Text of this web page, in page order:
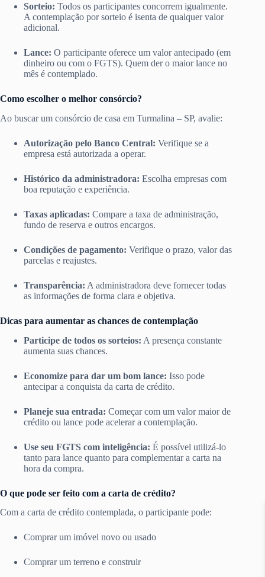
Sorteio: Todos os participantes concorrem igualmente.
A contemplação por sorteio é isenta de qualquer valor
adicional.
Lance: O participante oferece um valor antecipado (em
dinheiro ou com o FGTS). Quem der o maior lance no
mês é contemplado.
Como escolher o melhor consórcio?
Ao buscar um consórcio de casa em Turmalina – SP, avalie:
Autorização pelo Banco Central: Verifique se a
empresa está autorizada a operar.
Histórico da administradora: Escolha empresas com
boa reputação e experiência.
Taxas aplicadas: Compare a taxa de administração,
fundo de reserva e outros encargos.
Condições de pagamento: Verifique o prazo, valor das
parcelas e reajustes.
Transparência: A administradora deve fornecer todas
as informações de forma clara e objetiva.
Dicas para aumentar as chances de contemplação
Participe de todos os sorteios: A presença constante
aumenta suas chances.
Economize para dar um bom lance: Isso pode
antecipar a conquista da carta de crédito.
Planeje sua entrada: Começar com um valor maior de
crédito ou lance pode acelerar a contemplação.
Use seu FGTS com inteligência: É possível utilizá-lo
tanto para lance quanto para complementar a carta na
hora da compra.
O que pode ser feito com a carta de crédito?
Com a carta de crédito contemplada, o participante pode:
Comprar um imóvel novo ou usado
Comprar um terreno e construir